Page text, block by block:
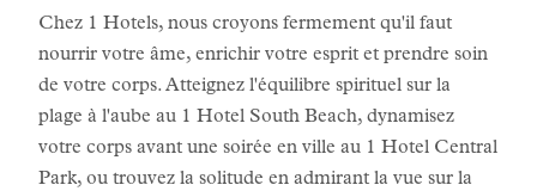
Chez 1 Hotels, nous croyons fermement qu'il faut
nourrir votre âme, enrichir votre esprit et prendre soin
de votre corps. Atteignez l'équilibre spirituel sur la
plage à l'aube au 1 Hotel South Beach, dynamisez
votre corps avant une soirée en ville au 1 Hotel Central
Park, ou trouvez la solitude en admirant la vue sur la